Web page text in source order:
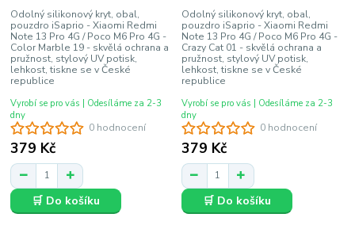
0 hodnocení
Odolný silikonový kryt, obal,
pouzdro iSaprio - Xiaomi Redmi
Note 13 Pro 4G / Poco M6 Pro 4G -
Color Marble 19 - skvělá ochrana a
pružnost, stylový UV potisk,
lehkost, tiskne se v České
republice
379 Kč
Vyrobí se pro vás | Odesíláme za 2-3
dny
🛒 Do košíku
0 hodnocení
Odolný silikonový kryt, obal,
pouzdro iSaprio - Xiaomi Redmi
Note 13 Pro 4G / Poco M6 Pro 4G -
Crazy Cat 01 - skvělá ochrana a
pružnost, stylový UV potisk,
lehkost, tiskne se v České
republice
379 Kč
Vyrobí se pro vás | Odesíláme za 2-3
dny
🛒 Do košíku